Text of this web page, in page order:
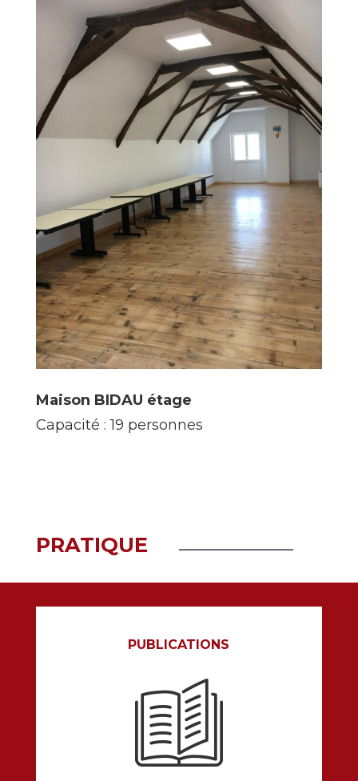
Maison BIDAU étage
Capacité : 19 personnes
PRATIQUE
PUBLICATIONS